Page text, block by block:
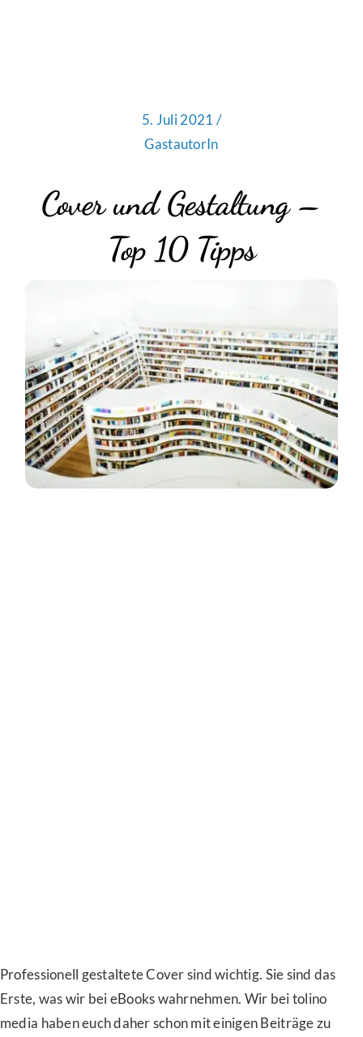
5. Juli 2021 /
GastautorIn
Cover und Gestaltung –
Top 10 Tipps
Professionell gestaltete Cover sind wichtig. Sie sind das
Erste, was wir bei eBooks wahrnehmen. Wir bei tolino
media haben euch daher schon mit einigen Beiträge zu